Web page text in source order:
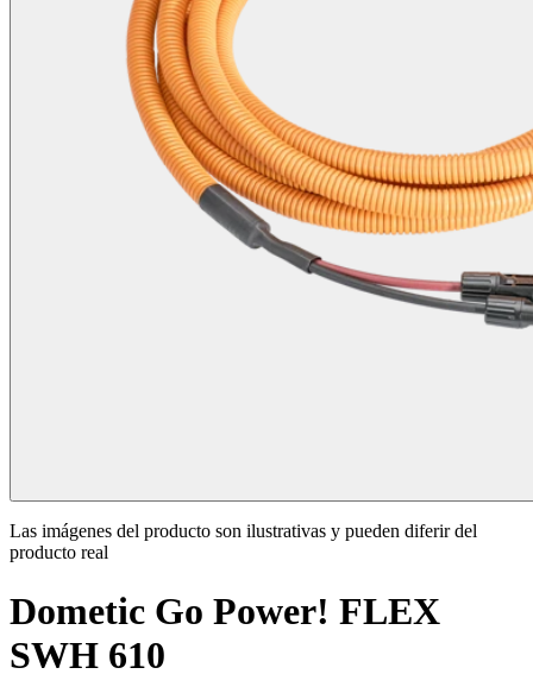
Las imágenes del producto son ilustrativas y pueden diferir del
producto real
Dometic Go Power! FLEX
SWH 610